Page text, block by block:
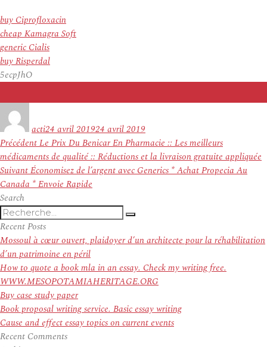
buy Ciprofloxacin
cheap Kamagra Soft
generic Cialis
buy Risperdal
5ecpJhO
actile
24 avril 201924 avril 2019
Navigation
de
l’article
PrécédentArticle
précédent :
Le Prix Du Benicar En Pharmacie :: Les meilleurs
médicaments de qualité :: Réductions et la livraison gratuite appliquée
SuivantArticle
suivant :
Économisez de l’argent avec Generics * Achat Propecia Au
Canada * Envoie Rapide
Search
Recherche
pour
:
Recherche
Recent Posts
Mossoul à cœur ouvert, plaidoyer d’un architecte pour la réhabilitation
d’un patrimoine en péril
How to quote a book mla in an essay. Check my writing free.
WWW.MESOPOTAMIAHERITAGE.ORG
Buy case study paper
Book proposal writing service. Basic essay writing
Cause and effect essay topics on current events
Recent Comments